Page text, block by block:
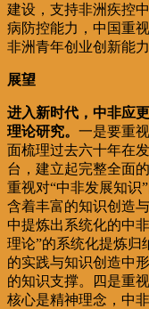
建设，支持非洲疾控
病防控能力，中国重
非洲青年创业创新能力
展望
进入新时代，中非应
理论研究。 一是要重
面梳理过去六十年在
台，建立起完整全面
重视对“中非发展知识
含着丰富的知识创造
中提炼出系统化的中
理论”的系统化提炼归
的实践与知识创造中
的知识支撑。四是重
核心是精神理念，中